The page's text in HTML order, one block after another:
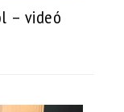
– videó